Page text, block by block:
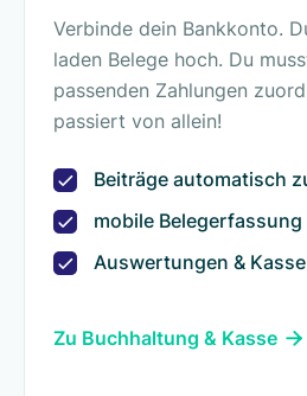
Verbinde dein Bankkonto.
laden Belege hoch. Du
passenden Zahlungen
passiert von allein!
Beiträge automatisch
mobile Belegerfassung
Auswertungen &
Zu Buchhaltung & Kasse 